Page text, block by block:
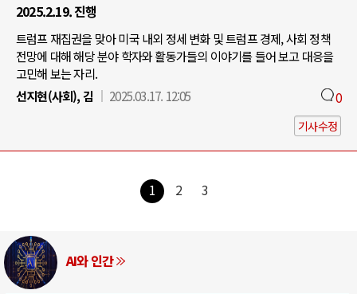
2025.2.19. 진행
트럼프 재집권을 맞아 미국 내외 정세 변화 및 트럼프 경제, 사회 정책
전망에 대해 해당 분야 학자와 활동가들의 이야기를 들어 보고 대응을
고민해 보는 자리.
선지현(사회), 김
2025.03.17. 12:05 0
기사수정
1 2 3
AI와 인간